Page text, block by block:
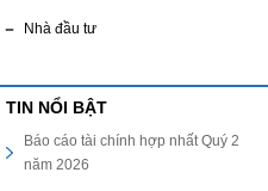
Nhà đầu tư
TIN NỔI BẬT
Báo cáo tài chính hợp nhất Quý 2
năm 2026